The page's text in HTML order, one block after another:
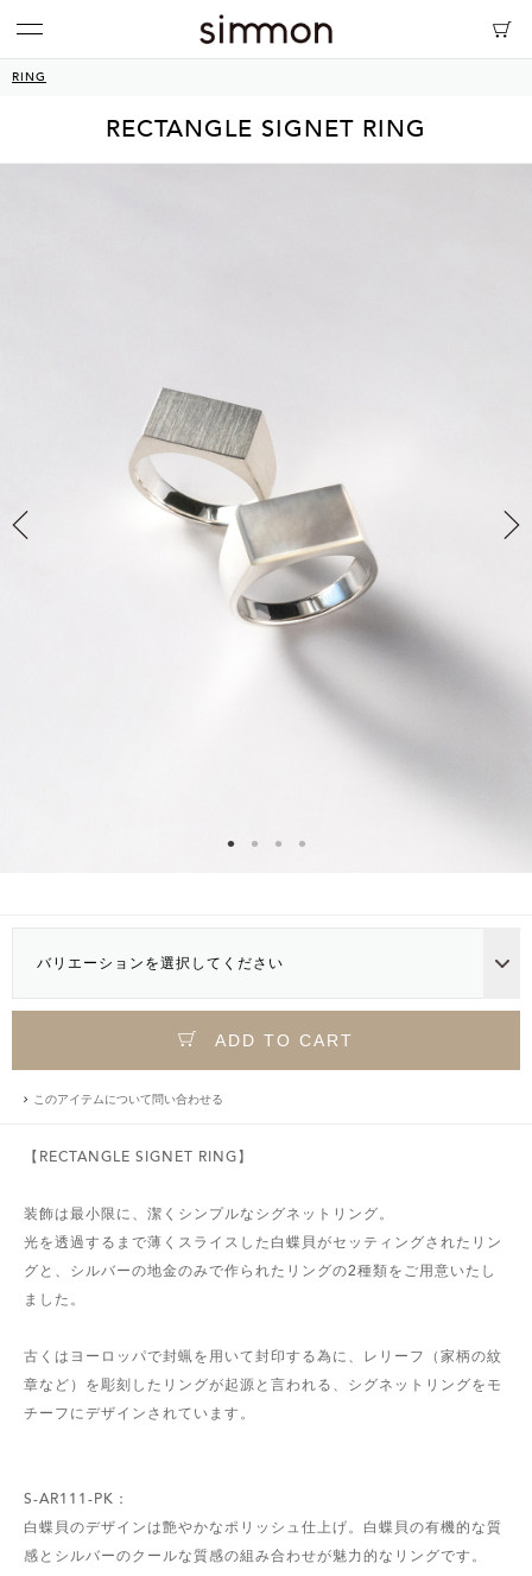
RING
RECTANGLE SIGNET RING
バリエーションを選択してください
ADD TO CART
このアイテムについて問い合わせる
【RECTANGLE SIGNET RING】
装飾は最小限に、潔くシンプルなシグネットリング。
光を透過するまで薄くスライスした白蝶貝がセッティングされたリン
グと、シルバーの地金のみで作られたリングの2種類をご用意いたし
ました。
古くはヨーロッパで封蝋を用いて封印する為に、レリーフ（家柄の紋
章など）を彫刻したリングが起源と言われる、シグネットリングをモ
チーフにデザインされています。
S-AR111-PK：
白蝶貝のデザインは艶やかなポリッシュ仕上げ。白蝶貝の有機的な質
感とシルバーのクールな質感の組み合わせが魅力的なリングです。